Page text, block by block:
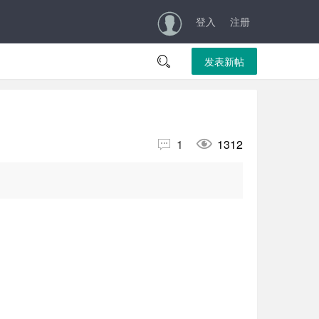
登入 注册
 发表新帖
 1  1312